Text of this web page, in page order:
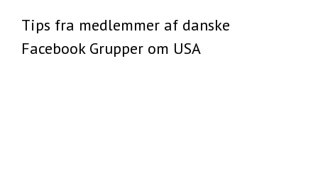
Tips fra medlemmer af danske
Facebook Grupper om USA